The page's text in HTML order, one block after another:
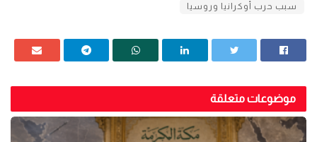
سبب حرب أوكرانيا وروسيا
موضوعات متعلقة